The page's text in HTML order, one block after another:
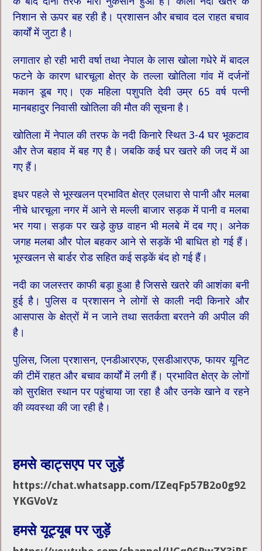
निशान से ऊपर बह रही है। प्रशासन और बचाव दल राहत बचाव
कार्यों में जुटा है।
लगातार हो रही भारी वर्षा तथा नेपाल के लास खोला गधेरे में बादल
फटने के कारण धारचूला क्षेत्र के तल्ला खोतिला गांव में दर्जनों
मकान डूब गए। एक महिला पशुपति देवी उम्र 65 वर्ष पत्नी
मानबहादुर निवासी खोतिला की मौत की सूचना है।
खोतिला में नेपाल की तरफ के नदी किनारे स्थित 3-4 घर भूकटाव
और तेज बहाव में बह गए है। जबकि कई घर खतरे की जद में आ
गए हैं।
इधर पहले से भूस्खलन प्रभावित क्षेत्र एलधारा से पानी और मलबा
नीचे धारचूला नगर में आने से मल्ली बाजार सड़क में पानी व मलबा
भर गया। सड़क पर खड़े कुछ वाहन भी मलबे में दब गए। अनेक
जगह मलबा और पोल बहकर आने से सड़कें भी बाधित हो गई हैं।
भूस्खलन से बार्डर रोड सहित कई सड़कें बंद हो गई हैं।
नदी का जलस्तर काफी बड़ा हुआ है जिससे खतरे की आशंका बनी
हुई है। पुलिस व प्रशासन ने लोगों से काली नदी किनारे और
आसपास के क्षेत्रों में न जाने तथा सतर्कता बरतने की अपील की
है।
पुलिस, जिला प्रशासन, एनडीआरएफ, एसडीआरएफ, फायर यूनिट
की टीमें राहत और बचाव कार्यों में लगी हैं। प्रभावित क्षेत्र के लोगों
को सुरक्षित स्थान पर पहुंचाया जा रहा है और उनके खाने व रहने
की व्यवस्था की जा रही है।
हमसे व्हाट्सएप पर जुड़ें
https://chat.whatsapp.com/IZeqFp57B2o0g92
YKGVoVz
हमसे यूट्यूब पर जुड़ें